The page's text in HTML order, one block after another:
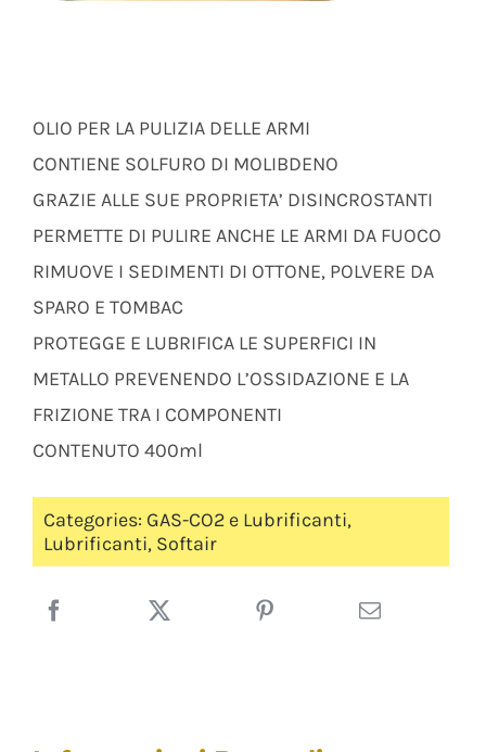
OLIO PER LA PULIZIA DELLE ARMI
CONTIENE SOLFURO DI MOLIBDENO
GRAZIE ALLE SUE PROPRIETA’ DISINCROSTANTI
PERMETTE DI PULIRE ANCHE LE ARMI DA FUOCO
RIMUOVE I SEDIMENTI DI OTTONE, POLVERE DA
SPARO E TOMBAC
PROTEGGE E LUBRIFICA LE SUPERFICI IN
METALLO PREVENENDO L’OSSIDAZIONE E LA
FRIZIONE TRA I COMPONENTI
CONTENUTO 400ml
Categories: GAS-CO2 e Lubrificanti,
Lubrificanti, Softair